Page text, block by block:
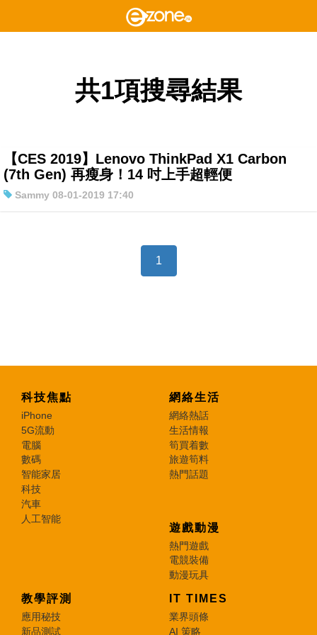
共1項搜尋結果
【CES 2019】Lenovo ThinkPad X1 Carbon
(7th Gen) 再瘦身！14 吋上手超輕便
Sammy 08-01-2019 17:40
1
科技焦點
iPhone
5G流動
電腦
數碼
智能家居
科技
汽車
人工智能
網絡生活
網絡熱話
生活情報
筍買着數
旅遊筍料
熱門話題
遊戲動漫
熱門遊戲
電競裝備
動漫玩具
教學評測
應用秘技
新品測試
IT TIMES
業界頭條
AI 策略